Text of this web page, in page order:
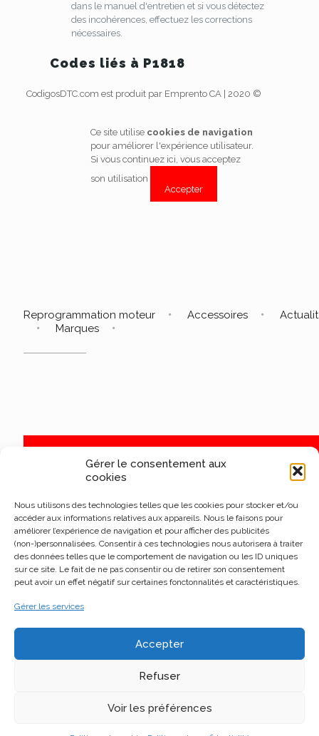
Gérer le consentement aux
cookies
Nous utilisons des technologies telles que les cookies pour stocker et/ou
accéder aux informations relatives aux appareils. Nous le faisons pour
améliorer l’expérience de navigation et pour afficher des publicités
(non-)personnalisées. Consentir à ces technologies nous autorisera à traiter
des données telles que le comportement de navigation ou les ID uniques
sur ce site. Le fait de ne pas consentir ou de retirer son consentement
peut avoir un effet négatif sur certaines fonctonnalités et caractéristiques.
Gérer les services
Accepter
Refuser
Voir les préférences
dans le manuel d'entretien et si vous détectez
des incohérences, effectuez les corrections
nécessaires.
Codes liés à P1818
CodigosDTC.com est produit par Emprento CA | 2020 ©
Ce site utilise cookies de navigation
pour améliorer l'expérience utilisateur.
Si vous continuez ici, vous acceptez
son utilisation
Accepter
Reprogrammation moteur Accessoires
Marques